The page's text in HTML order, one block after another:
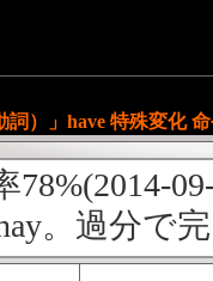
詞）」have 特殊変化
。過分で